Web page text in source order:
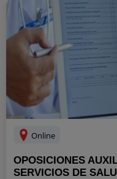
Online
OPOSICIONES
SERVICIOS DE